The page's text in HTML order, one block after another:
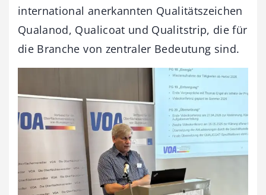
international anerkannten Qualitätszeichen
Qualanod, Qualicoat und Qualitstrip, die für
die Branche von zentraler Bedeutung sind.